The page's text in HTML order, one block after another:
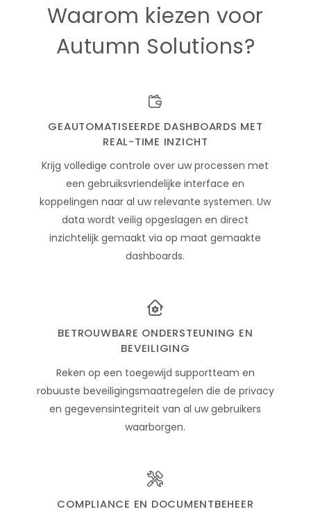
Waarom kiezen voor
Autumn Solutions?
GEAUTOMATISEERDE DASHBOARDS MET
REAL-TIME INZICHT
Krijg volledige controle over uw processen met
een gebruiksvriendelijke interface en
koppelingen naar al uw relevante systemen. Uw
data wordt veilig opgeslagen en direct
inzichtelijk gemaakt via op maat gemaakte
dashboards.
BETROUWBARE ONDERSTEUNING EN
BEVEILIGING
Reken op een toegewijd supportteam en
robuuste beveiligingsmaatregelen die de privacy
en gegevensintegriteit van al uw gebruikers
waarborgen.
COMPLIANCE EN DOCUMENTBEHEER